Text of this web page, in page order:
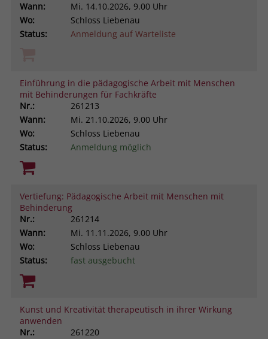
Wann:
Mi. 14.10.2026, 9.00 Uhr
Wo:
Schloss Liebenau
Status:
Anmeldung auf Warteliste
Einführung in die pädagogische Arbeit mit Menschen
mit Behinderungen für Fachkräfte
Nr.:
261213
Wann:
Mi. 21.10.2026, 9.00 Uhr
Wo:
Schloss Liebenau
Status:
Anmeldung möglich
Vertiefung: Pädagogische Arbeit mit Menschen mit
Behinderung
Nr.:
261214
Wann:
Mi. 11.11.2026, 9.00 Uhr
Wo:
Schloss Liebenau
Status:
fast ausgebucht
Kunst und Kreativität therapeutisch in ihrer Wirkung
anwenden
Nr.:
261220